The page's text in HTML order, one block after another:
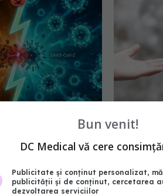
hantavirusul de
EXCLUSIV
Bun venit!
DC Medical vă cere
Publicitate și conținut personalizat,
publicității și de conținut, cercetarea
dezvoltarea serviciilor